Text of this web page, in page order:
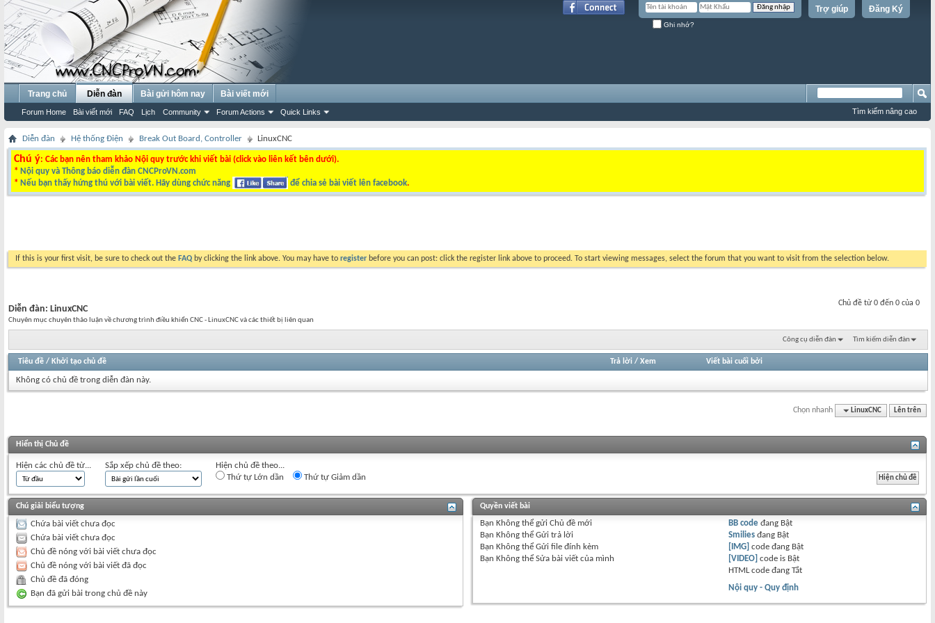
Đăng Ký
Trợ giúp
Ghi nhớ?
Trang chủ Diễn đàn
Forum Home Bài viết mới FAQ Lịch Community Forum Actions Quick Links
Bài gửi hôm nay Bài viết mới
Tìm kiếm nâng cao
Diễn đàn Hệ thống Điện Break Out Board, Controller LinuxCNC
Chú ý: Các bạn nên tham khảo Nội quy trước khi viết bài (click vào liên kết bên dưới).
* Nội quy và Thông báo diễn đàn CNCProVN.com
* Nếu bạn thấy hứng thú với bài viết. Hãy dùng chức năng để chia sẻ bài viết lên facebook.
If this is your first visit, be sure to check out the FAQ by clicking the link above. You may have to register before you can post: click the register link above to proceed. To start viewing messages, select the forum that you want to visit from the selection below.
Chủ đề từ 0 đến 0 của 0
Diễn đàn: LinuxCNC
Chuyên mục chuyên thảo luận về chương trình điều khiển CNC - LinuxCNC và các thiết bị liên quan
Công cụ diễn đàn Tìm kiếm diễn đàn
Tiêu đề / Khởi tạo chủ đề Trả lời/ Xem Viết bài cuối bởi
Không có chủ đề trong diễn đàn này.
Chọn nhanh LinuxCNC Lên trên
Hiển thị Chủ đề
Hiện các chủ đề từ... Sắp xếp chủ đề theo:
Hiện chủ đề theo...
Thứ tự Lớn dần
Thứ tự Giảm dần
Chú giải biểu tượng
Chứa bài viết chưa đọc
Chứa bài viết chưa đọc
Chủ đề nóng với bài viết chưa đọc
Chủ đề nóng với bài viết đã đọc
Chủ đề đã đóng
Bạn đã gửi bài trong chủ đề này
Quyền viết bài
Bạn Không thểgửi Chủ đề mới
Bạn Không thểGửi trả lời
Bạn Không thểGửi file đính kèm
Bạn Không thểSửa bài viết của mình
BB code đang Bật
Smilies đang Bật
[IMG] code đang Bật
[VIDEO] code is Bật
HTML code đangTắt
Nội quy - Quy định